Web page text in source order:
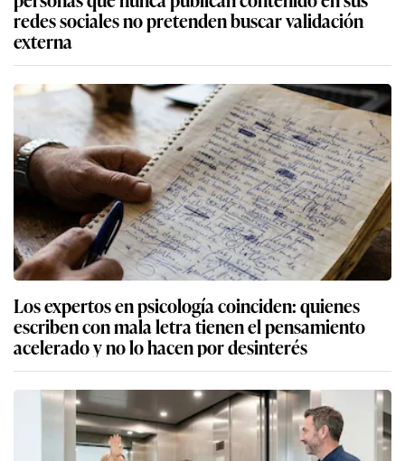
redes sociales no pretenden buscar validación
externa
Los expertos en psicología coinciden: quienes
escriben con mala letra tienen el pensamiento
acelerado y no lo hacen por desinterés